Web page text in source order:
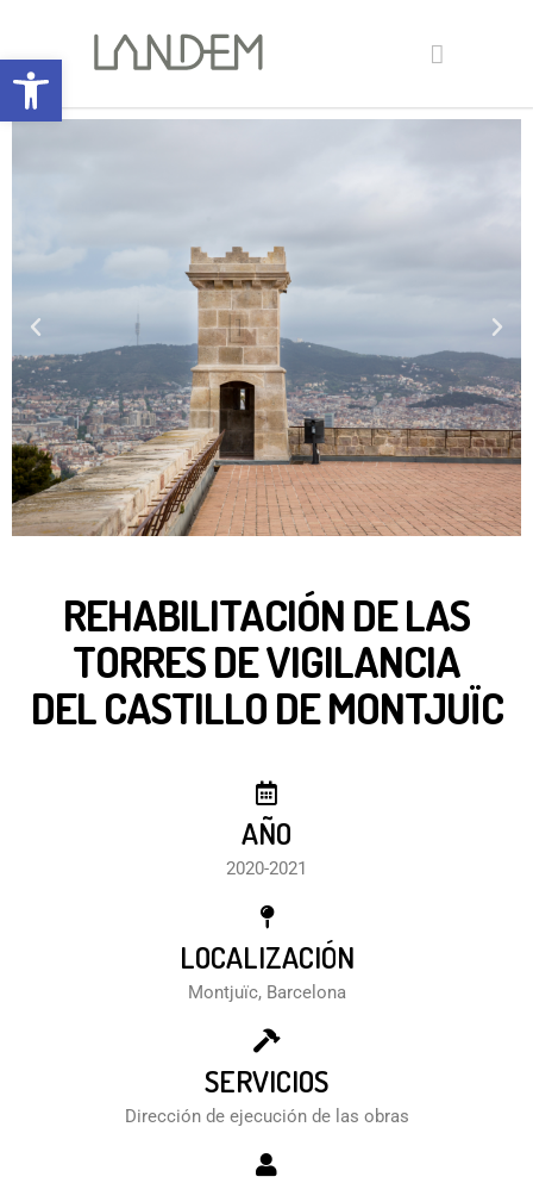
Abrir barra de herramientas
REHABILITACIÓN DE LAS
TORRES DE VIGILANCIA
DEL CASTILLO DE MONTJUÏC
AÑO
2020-2021
LOCALIZACIÓN
Montjuïc, Barcelona
SERVICIOS
Dirección de ejecución de las obras